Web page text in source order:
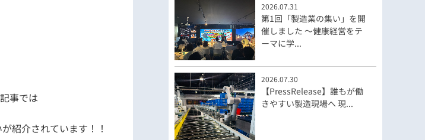
事では
紹介されています！！
2026.07.31
第1回「製造業の集い」を開
催しました ～健康経営をテ
ーマに学...
2026.07.30
【PressRelease】誰もが働
きやすい製造現場へ 現...